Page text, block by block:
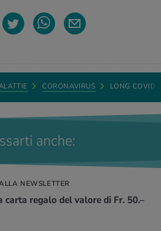
CORONAVIRUS LONG COVID
anche:
NEWSLETTER
carta regalo del valore di Fr. 50.–